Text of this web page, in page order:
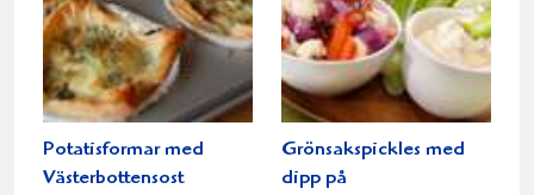
Potatisformar med
Västerbottensost
Grönsakspickles med
dipp på